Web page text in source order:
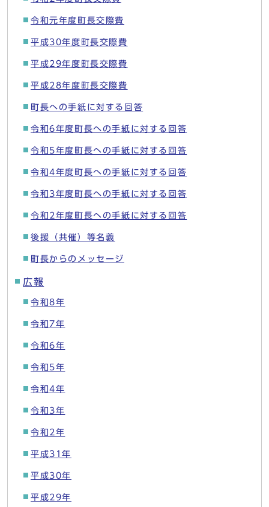
令和元年度町長交際費
平成30年度町長交際費
平成29年度町長交際費
平成28年度町長交際費
町長への手紙に対する回答
令和6年度町長への手紙に対する回答
令和5年度町長への手紙に対する回答
令和4年度町長への手紙に対する回答
令和3年度町長への手紙に対する回答
令和2年度町長への手紙に対する回答
後援（共催）等名義
町長からのメッセージ
広報
令和8年
令和7年
令和6年
令和5年
令和4年
令和3年
令和2年
平成31年
平成30年
平成29年